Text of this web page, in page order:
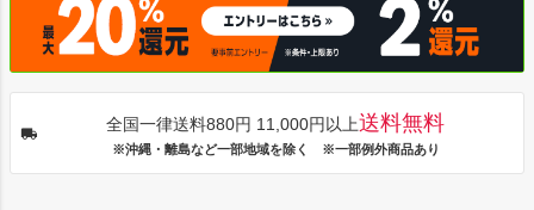
全国一律送料880円 11,000円以上送料無料
※沖縄・離島など一部地域を除く ※一部例外商品あり